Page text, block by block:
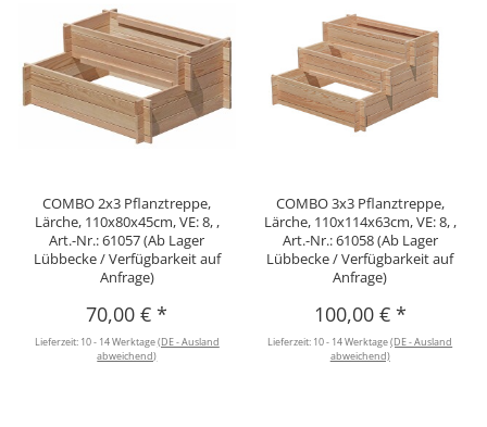
COMBO 2x3 Pflanztreppe,
Lärche, 110x80x45cm, VE: 8, ,
Art.-Nr.: 61057 (Ab Lager
Lübbecke / Verfügbarkeit auf
Anfrage)
70,00 €*
Lieferzeit: 10 - 14 Werktage(DE - Ausland
abweichend)
COMBO 3x3 Pflanztreppe,
Lärche, 110x114x63cm, VE: 8, ,
Art.-Nr.: 61058 (Ab Lager
Lübbecke / Verfügbarkeit auf
Anfrage)
100,00 € *
Lieferzeit: 10 - 14 Werktage(DE - Ausland
abweichend)